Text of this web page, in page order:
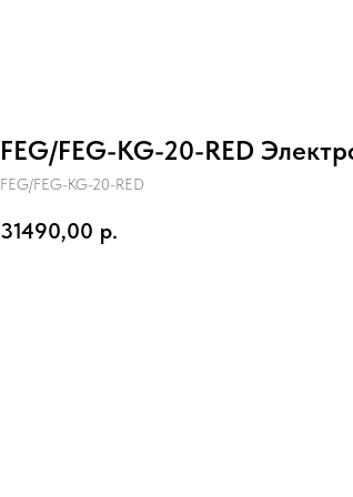
FEG/FEG-KG-20-RED
FEG/FEG-KG-20-RED
31490,00 р.